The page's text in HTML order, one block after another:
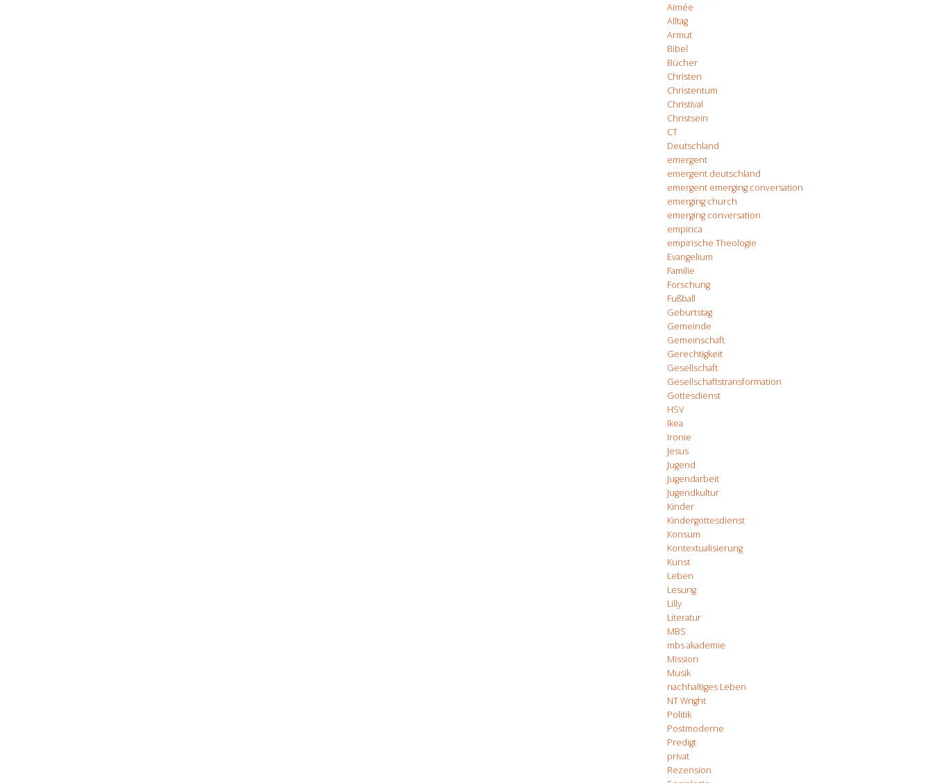
Aimée
Alltag
Armut
Bibel
Bücher
Christen
Christentum
Christival
Christsein
CT
Deutschland
emergent
emergent deutschland
emergent emerging conversation
emerging church
emerging conversation
empirica
empirische Theologie
Evangelium
Familie
Forschung
Fußball
Geburtstag
Gemeinde
Gemeinschaft
Gerechtigkeit
Gesellschaft
Gesellschaftstransformation
Gottesdienst
HSV
Ikea
Ironie
Jesus
Jugend
Jugendarbeit
Jugendkultur
Kinder
Kindergottesdienst
Konsum
Kontextualisierung
Kunst
Leben
Lesung
Lilly
Literatur
MBS
mbs akademie
Mission
Musik
nachhaltiges Leben
NT Wright
Politik
Postmoderne
Predigt
privat
Rezension